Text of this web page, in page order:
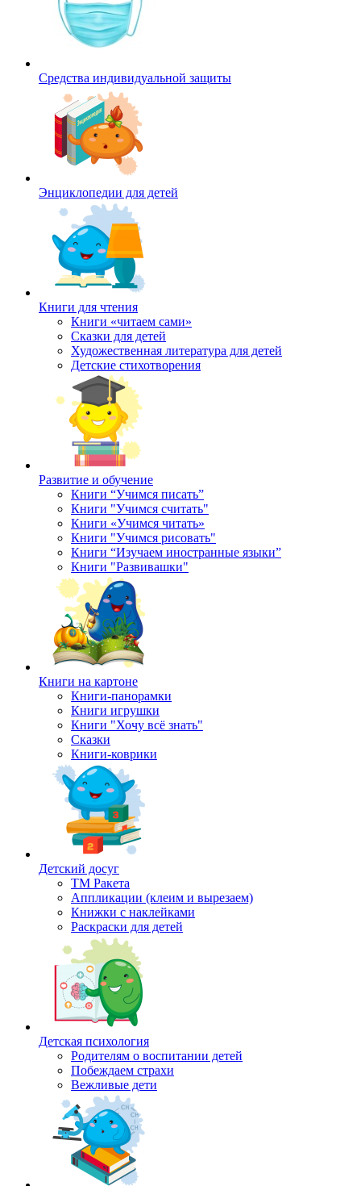
Средства индивидуальной защиты
Энциклопедии для детей
Книги для чтения
Книги «читаем сами»
Сказки для детей
Художественная литература для детей
Детские стихотворения
Развитие и обучение
Книги “Учимся писать”
Книги "Учимся считать"
Книги «Учимся читать»
Книги "Учимся рисовать"
Книги “Изучаем иностранные языки”
Книги "Развивашки"
Книги на картоне
Книги-панорамки
Книги игрушки
Книги "Хочу всё знать"
Сказки
Книги-коврики
Детский досуг
ТМ Ракета
Аппликации (клеим и вырезаем)
Книжки с наклейками
Раскраски для детей
Детская психология
Родителям о воспитании детей
Побеждаем страхи
Вежливые дети